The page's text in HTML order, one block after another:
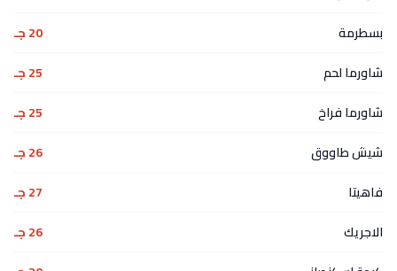
بسطرمة
20 جـ
شاورما لحم
25 جـ
شاورما فراخ
25 جـ
شيش طاووق
26 جـ
فاهيتا
27 جـ
الاجريك
26 جـ